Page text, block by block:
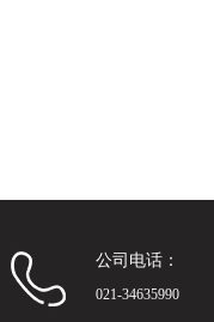
公司电话：
021-34635990